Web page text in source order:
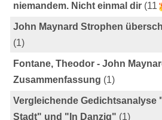
niemandem. Nicht einmal dir (11
John Maynard Strophen
(1)
Fontane, Theodor - John
Zusammenfassung (1)
Vergleichende Gedichtsanalyse
Stadt" und "In Danzig" (1)